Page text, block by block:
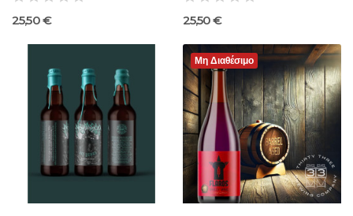
25,50 € 25,50 €
Μη Διαθέσιμο